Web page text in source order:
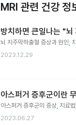
MRI 관련 건강 정
방치하면 큰일나는 "
뇌 지주막하출혈 증상과 원인,
2023.12.29
아스퍼거 증후군이란
아스퍼거 증후군의 증상, 치료
2023.06.27